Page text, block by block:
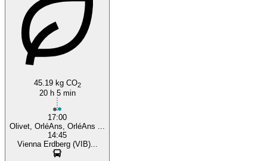
45.19 kg CO2
20 h 5 min
17:00
Olivet, OrléAns, OrléAns ...
14:45
Vienna Erdberg (VIB)...